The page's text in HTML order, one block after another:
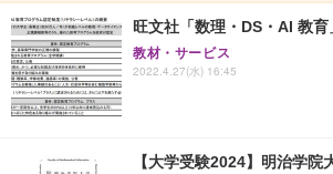
旺文社「数理・DS・AI 教
教材・サービス
2022.4.27(水) 16:45
【大学受験2024】明治学院